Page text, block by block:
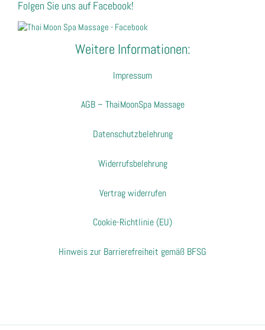
Folgen Sie uns auf Facebook!
Weitere Informationen:
Impressum
AGB – ThaiMoonSpa Massage
Datenschutzbelehrung
Widerrufsbelehrung
Vertrag widerrufen
Cookie-Richtlinie (EU)
Hinweis zur Barrierefreiheit gemäß BFSG